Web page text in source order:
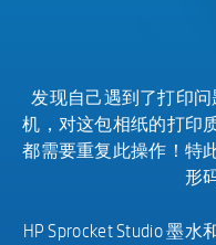
发现自己遇到了打印
机，对这包相纸的打印
都需要重复此操作！特
形
HP Sprocket Studio 墨